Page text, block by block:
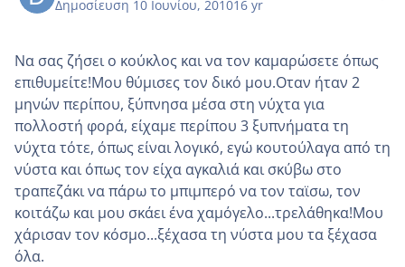
Δημοσίευση 10 Ιουνίου, 201016 yr
Να σας ζήσει ο κούκλος και να τον καμαρώσετε όπως
επιθυμείτε!Μου θύμισες τον δικό μου.Οταν ήταν 2
μηνών περίπου, ξύπνησα μέσα στη νύχτα για
πολλοστή φορά, είχαμε περίπου 3 ξυπνήματα τη
νύχτα τότε, όπως είναι λογικό, εγώ κουτούλαγα από τη
νύστα και όπως τον είχα αγκαλιά και σκύβω στο
τραπεζάκι να πάρω το μπιμπερό να τον ταϊσω, τον
κοιτάζω και μου σκάει ένα χαμόγελο...τρελάθηκα!Μου
χάρισαν τον κόσμο...ξέχασα τη νύστα μου τα ξέχασα
όλα.